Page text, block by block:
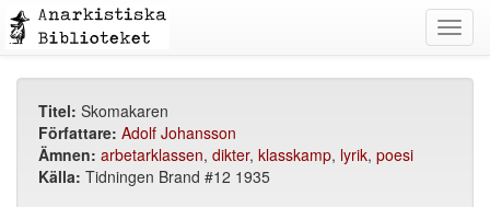
Titel: Skomakaren
Författare: Adolf Johansson
Ämnen: arbetarklassen, dikter, klasskamp, lyrik, poesi
Källa: Tidningen Brand #12 1935